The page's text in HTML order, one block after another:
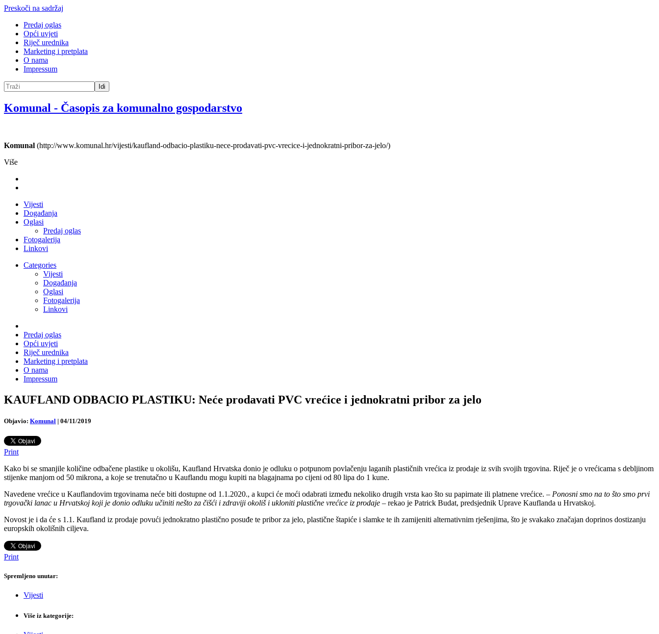
Preskoči na sadržaj
Predaj oglas
Opći uvjeti
Riječ urednika
Marketing i pretplata
O nama
Impressum
Idi
Komunal - Časopis za komunalno gospodarstvo
Komunal (http://www.komunal.hr/vijesti/kaufland-odbacio-plastiku-nece-prodavati-pvc-vrecice-i-jednokratni-pribor-za-jelo/)
Više
Vijesti
Događanja
Oglasi
Predaj oglas
Fotogalerija
Linkovi
Categories
Vijesti
Događanja
Oglasi
Fotogalerija
Linkovi
Predaj oglas
Opći uvjeti
Riječ urednika
Marketing i pretplata
O nama
Impressum
KAUFLAND ODBACIO PLASTIKU: Neće prodavati PVC vrećice i jednokratni pribor za jelo
Objavio: Komunal | 04/11/2019
Print
Kako bi se smanjile količine odbačene plastike u okolišu, Kaufland Hrvatska donio je odluku o potpunom povlačenju laganih plastičnih vrećica iz prodaje iz svih svojih trgovina. Riječ je o vrećicama s debljinom
stijenke manjom od 50 mikrona, a koje se trenutačno u Kauflandu mogu kupiti na blagajnama po cijeni od 80 lipa do 1 kune.
Navedene vrećice u Kauflandovim trgovinama neće biti dostupne od 1.1.2020., a kupci će moći odabrati između nekoliko drugih vrsta kao što su papirnate ili platnene vrećice. – Ponosni smo na to što smo prvi
trgovački lanac u Hrvatskoj koji je donio odluku učiniti nešto za čišći i zdraviji okoliš i ukloniti plastične vrećice iz prodaje – rekao je Patrick Budat, predsjednik Uprave Kauflanda u Hrvatskoj.
Novost je i da će s 1.1. Kaufland iz prodaje povući jednokratno plastično posuđe te pribor za jelo, plastične štapiće i slamke te ih zamijeniti alternativnim rješenjima, što je svakako značajan doprinos dostizanju
europskih okolišnih ciljeva.
Print
Spremljeno unutar:
Vijesti
Više iz kategorije: